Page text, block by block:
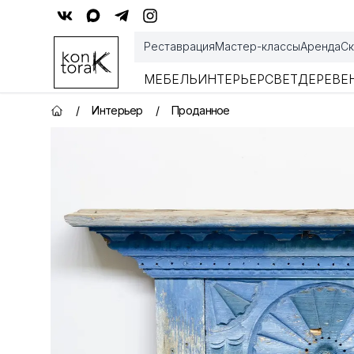
РеставрацияМастер-классыАренда
МЕБЕЛЬИНТЕРЬЕРСВЕТ
Главная страница
/ Интерьер / Проданное